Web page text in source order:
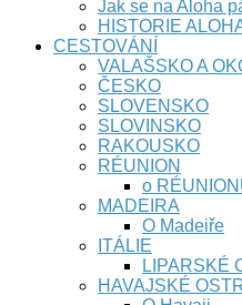
Jak se na Aloha
HISTORIE
CESTOVÁNÍ
VALAŠSKO A
ČESKO
SLOVENSKO
SLOVINSKO
RAKOUSKO
RÉUNION
o
MADEIRA
O Madeiře
ITÁLIE
LIPARSKÉ
HAVAJSKÉ